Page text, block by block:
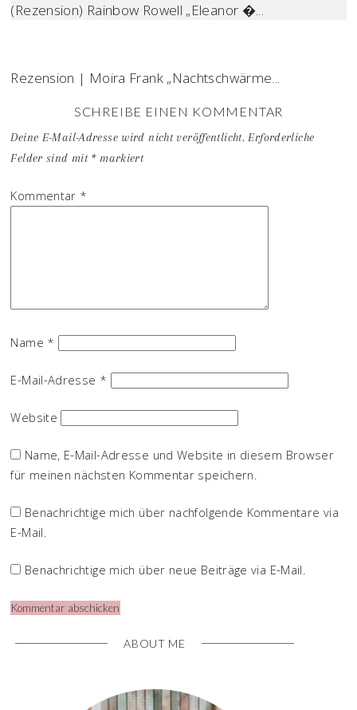
(Rezension) Rainbow Rowell „Eleanor �...
Rezension | Moira Frank „Nachtschwärme...
SCHREIBE EINEN KOMMENTAR
Deine E-Mail-Adresse wird nicht veröffentlicht. Erforderliche
Felder sind mit *markiert
Kommentar *
Name *
E-Mail-Adresse *
Website
Name, E-Mail-Adresse und Website in diesem Browser
für meinen nächsten Kommentar speichern.
Benachrichtige mich über nachfolgende Kommentare via
E-Mail.
Benachrichtige mich über neue Beiträge via E-Mail.
ABOUT ME